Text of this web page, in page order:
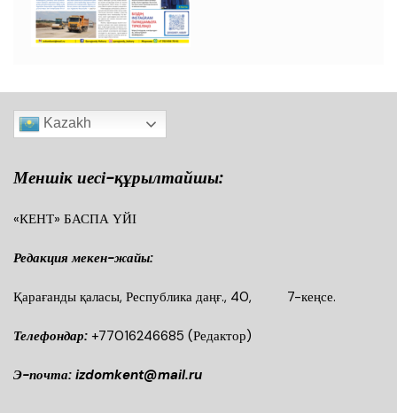
Kazakh
Меншік иесі-құрылтайшы:
«КЕНТ» БАСПА ҮЙІ
Редакция мекен-жайы:
Қарағанды қаласы, Республика даңғ., 40, 7-кеңсе.
Телефондар: +77016246685 (Редактор)
Э-почта: izdomkent@mail.ru